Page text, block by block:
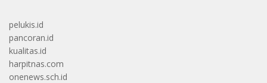
pelukis.id
pancoran.id
kualitas.id
harpitnas.com
onenews.sch.id